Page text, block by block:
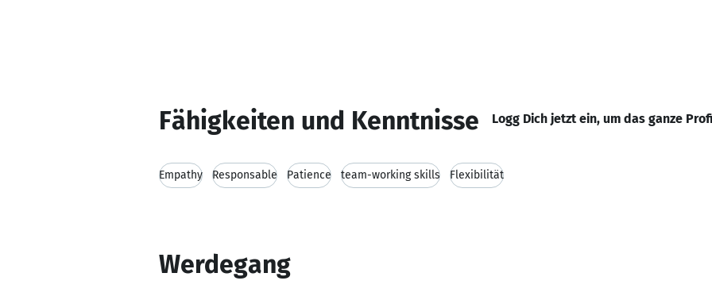
Fähigkeiten und Kenntnisse Logg Dich jetzt ein, um das ganze
Empathy Responsable Patience team-working skills Flexibilität
Werdegang